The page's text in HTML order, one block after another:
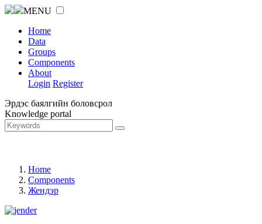
MENU
Home
Data
Groups
Components
About
Login Register
Эрдэс баялгийн боловсрол
Knowledge portal
Home
Components
Жендэр